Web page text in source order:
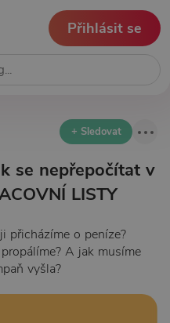
Přihlásit se
+ Sledovat
se nepřepočítat v
LISTY
přicházíme o peníze?
A jak musíme
vyšla?